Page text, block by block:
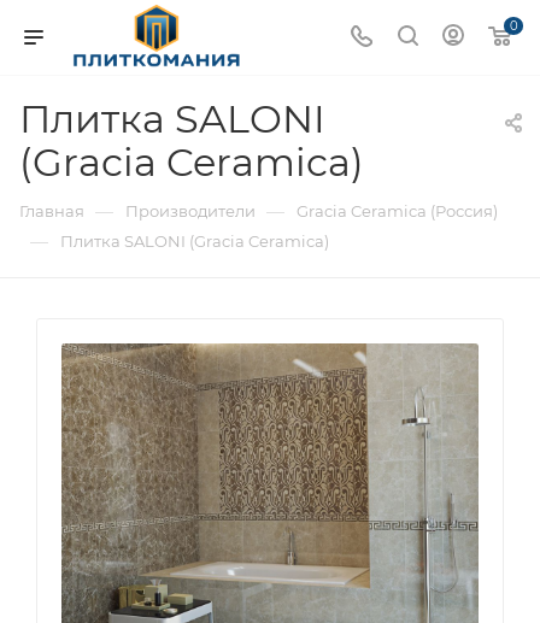
0
Плитка SALONI
(Gracia Ceramica)
Главная — Производители — Gracia Ceramica (Россия)
— Плитка SALONI (Gracia Ceramica)